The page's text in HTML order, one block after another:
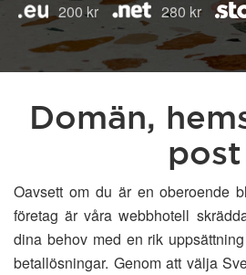
200 kr 280 kr
Domän,
post
Oavsett om du är en oberoende
företag är våra webbhotell
dina behov med en rik
betallösningar. Genom att välja